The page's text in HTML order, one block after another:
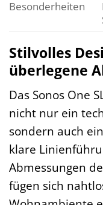
Besonderheiten
Stilvolles
überlegene
Das Sonos One
nicht nur ein
sondern auch
klare
Abmessungen
fügen sich